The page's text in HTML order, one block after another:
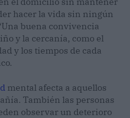
hacer la vida sin ningún
buena convivencia
y la cercanía, como el
y los tiempos de cada
mental afecta a aquellos
También las personas
observar un deterioro